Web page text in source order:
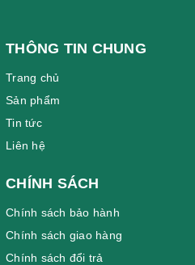
THÔNG TIN CHUNG
Trang chủ
Sản phẩm
Tin tức
Liên hệ
CHÍNH SÁCH
Chính sách bảo hành
Chính sách giao hàng
Chính sách đổi trả